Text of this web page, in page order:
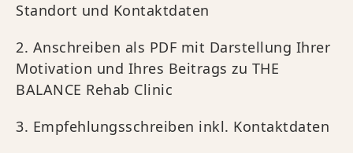
Standort und Kontaktdaten
2. Anschreiben als PDF mit Darstellung Ihrer
Motivation und Ihres Beitrags zu THE
BALANCE Rehab Clinic
3. Empfehlungsschreiben inkl. Kontaktdaten